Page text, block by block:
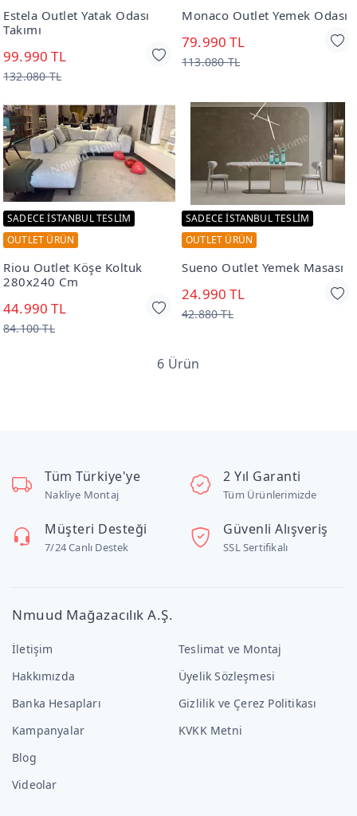
Estela Outlet Yatak Odası
Takımı
99.990 TL
132.080 TL
Monaco Outlet Yemek Odası
79.990 TL
113.080 TL
SADECE İSTANBUL TESLİM
OUTLET ÜRÜN
Riou Outlet Köşe Koltuk
280x240 Cm
44.990 TL
84.100 TL
SADECE İSTANBUL TESLİM
OUTLET ÜRÜN
Sueno Outlet Yemek Masası
24.990 TL
42.880 TL
6 Ürün
Tüm Türkiye'ye
Nakliye Montaj
2 Yıl Garanti
Tüm Ürünlerimizde
Müşteri Desteği
7/24 Canlı Destek
Güvenli Alışveriş
SSL Sertifikalı
Nmuud Mağazacılık A.Ş.
İletişim
Hakkımızda
Banka Hesapları
Kampanyalar
Blog
Videolar
Teslimat ve Montaj
Üyelik Sözleşmesi
Gizlilik ve Çerez Politikası
KVKK Metni